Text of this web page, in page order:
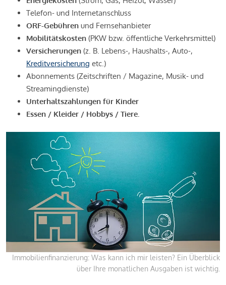
Telefon- und Internetanschluss
ORF-Gebühren und Fernsehanbieter
Mobilitätskosten (PKW bzw. öffentliche Verkehrsmittel)
Versicherungen (z. B. Lebens-, Haushalts-, Auto-,
Kreditversicherung etc.)
Abonnements (Zeitschriften / Magazine, Musik- und
Streamingdienste)
Unterhaltszahlungen für Kinder
Essen / Kleider / Hobbys / Tiere.
Immobilienfinanzierung: Was kann ich mir leisten? Ein Überblick
über Ihre monatlichen Ausgaben ist wichtig.